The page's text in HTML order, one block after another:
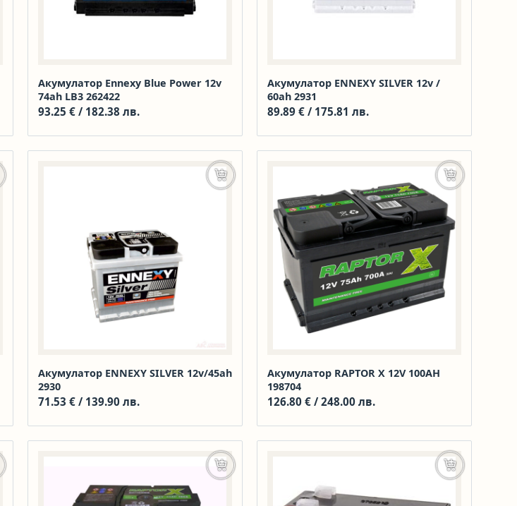
Акумулатор Ennexy Blue Power 12v
74ah LB3 262422
93.25 € / 182.38 лв.
Акумулатор ENNEXY SILVER 12v /
60ah 2931
89.89 € / 175.81 лв.
в количката
Акумулатор ENNEXY SILVER 12v/45ah
2930
71.53 € / 139.90 лв.
Добавяне в количката
Акумулатор RAPTOR X 12V 100AH
198704
126.80 € / 248.00 лв.
Добавяне в
в количката Добавяне в количката Добавяне в